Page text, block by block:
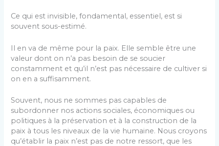
Ce qui est invisible, fondamental, essentiel, est si
souvent sous-estimé.
Il en va de même pour la paix. Elle semble être une
valeur dont on n’a pas besoin de se soucier
constamment et qu’il n’est pas nécessaire de cultiver si
on en a suffisamment.
Souvent, nous ne sommes pas capables de
subordonner nos actions sociales, économiques ou
politiques à la préservation et à la construction de la
paix à tous les niveaux de la vie humaine. Nous croyons
qu’établir la paix n’est pas de notre ressort, que les